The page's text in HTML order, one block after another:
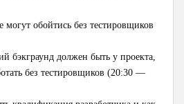
могут обойтись без тестировщиков
бэкграунд должен быть у проекта,
без тестировщиков (20:30 —